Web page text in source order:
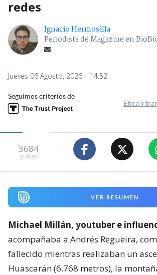
redes
Ignacio Hermosilla
Periodista de Magazine en
Jueves 06 Agosto, 2026 | 14:52
Seguimos criterios de
Ética y
3684
visitas
VER RESUMEN
Michael Millán, youtuber e
acompañaba a Andrés Regueira,
fallecido mientras realizaban un
Huascarán (6.768 metros), la